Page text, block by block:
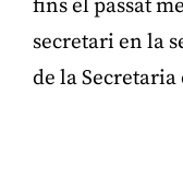
fins el passat
secretari en la
de la Secretaria